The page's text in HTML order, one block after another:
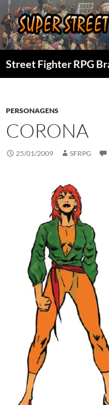
Pular
para
o
conteúdo
Street Fighter RPG
PERSONAGENS
CORONA
25/01/2009 SFRPG